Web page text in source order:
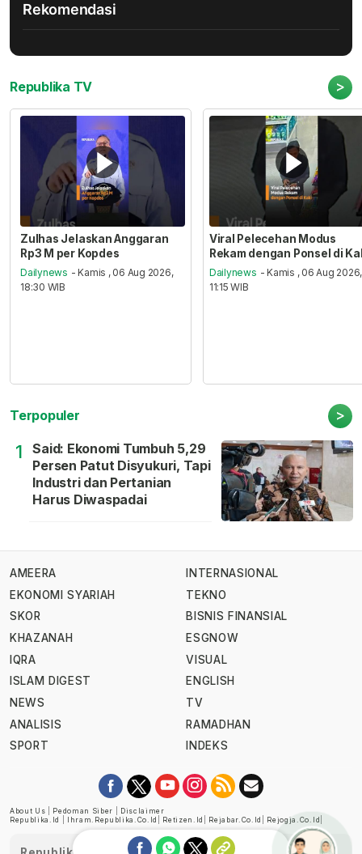
Rekomendasi
Republika TV >
Zulhas Jelaskan Anggaran
Rp3 M per Kopdes
Dailynews - Kamis , 06 Aug 2026,
18:30 WIB
Viral Pelecehan Modus
Rekam dengan Ponsel di
Dailynews - Kamis , 06 Aug 2026,
11:15 WIB
Terpopuler >
1
Said: Ekonomi Tumbuh 5,29
Persen Patut Disyukuri, Tapi
Industri dan Pertanian
Harus Diwaspadai
AMEERA
EKONOMI SYARIAH
SKOR
KHAZANAH
IQRA
ISLAM DIGEST
NEWS
ANALISIS
SPORT
INTERNASIONAL
TEKNO
BISNIS FINANSIAL
ESGNOW
VISUAL
ENGLISH
TV
RAMADHAN
INDEKS
About Us Pedoman Siber
Disclaimer
Republika.id
Ihram.republika.co.id Retizen.id Rejabar.co.id Rejogja.co.id